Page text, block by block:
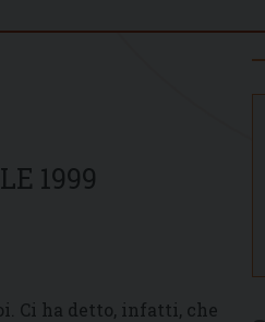
1999
Ci ha detto, infatti, che